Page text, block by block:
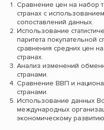
Сравнение цен на набор
странах с
сопоставлений данных.
Использование
паритета покупательной
сравнения средних цен
странах.
Анализ изменений
странами.
Сравнение ВВП и
странами.
Использование данных
международных
экономическому